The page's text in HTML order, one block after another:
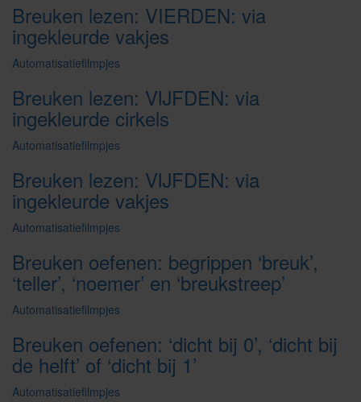
Breuken lezen: VIERDEN: via
ingekleurde vakjes
Automatisatiefilmpjes
Breuken lezen: VIJFDEN: via
ingekleurde cirkels
Automatisatiefilmpjes
Breuken lezen: VIJFDEN: via
ingekleurde vakjes
Automatisatiefilmpjes
Breuken oefenen: begrippen ‘breuk’,
‘teller’, ‘noemer’ en ‘breukstreep’
Automatisatiefilmpjes
Breuken oefenen: ‘dicht bij 0’, ‘dicht bij
de helft’ of ‘dicht bij 1’
Automatisatiefilmpjes